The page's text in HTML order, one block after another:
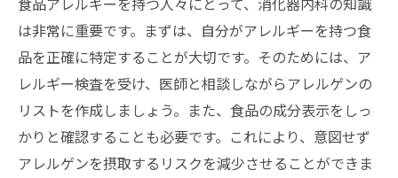
は非常に重要です。まずは、自分がアレルギーを持つ食
品を正確に特定することが大切です。そのためには、ア
レルギー検査を受け、医師と相談しながらアレルゲンの
リストを作成しましょう。また、食品の成分表示をしっ
かりと確認することも必要です。これにより、意図せず
アレルゲンを摂取するリスクを減少させることができま